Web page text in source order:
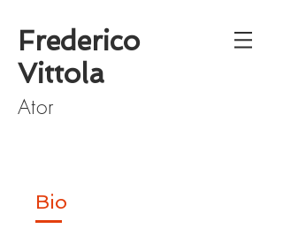
Frederico
Vittola
Ator
Bio